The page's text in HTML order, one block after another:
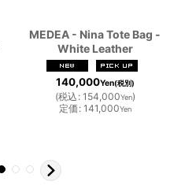
MEDEA - Nina Tote Bag -
White Leather
140,000Yen(税別)
(税込 : 154,000Yen)
定価 : 141,000Yen